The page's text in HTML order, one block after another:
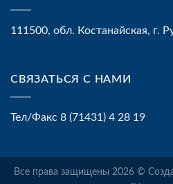
111500, обл. Костанайская, г.
СВЯЗАТЬСЯ С НАМИ
Тел/Факс 8 (71431) 4 28 19
Все права защищены 2026 ©